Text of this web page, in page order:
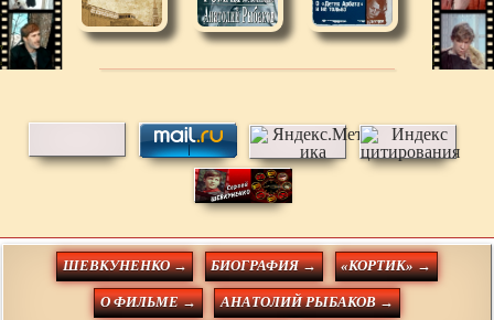
ШЕВКУНЕНКО → БИОГРАФИЯ → «КОРТИК» →
О ФИЛЬМЕ → АНАТОЛИЙ РЫБАКОВ →